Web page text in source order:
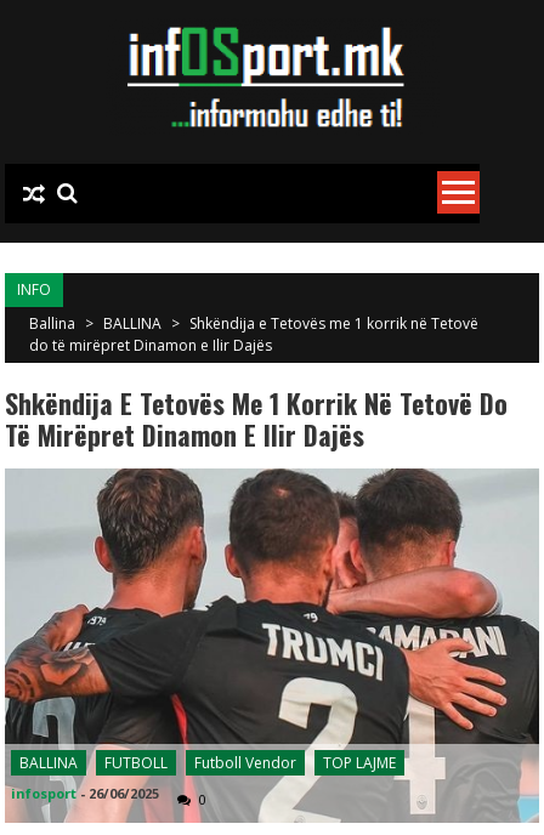
INFO
Ballina > BALLINA > Shkëndija e Tetovës me 1 korrik në Tetovë
do të mirëpret Dinamon e Ilir Dajës
Shkëndija E Tetovës Me 1 Korrik Në Tetovë Do
Të Mirëpret Dinamon E Ilir Dajës
BALLINA FUTBOLL Futboll Vendor TOP LAJME
infosport - 26/06/2025 0